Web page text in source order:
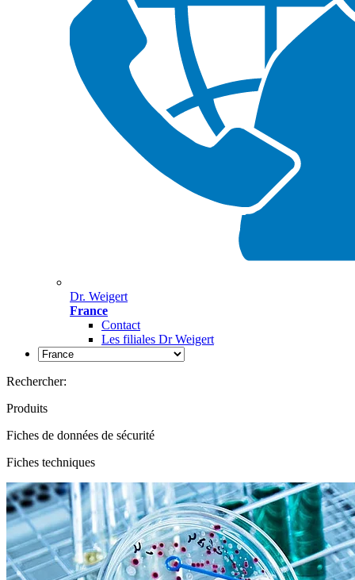
Dr. Weigert
France
Contact
Les filiales Dr Weigert
Rechercher:
Produits
Fiches de données de sécurité
Fiches techniques